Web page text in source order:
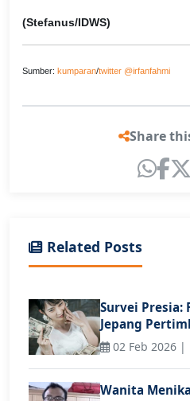
(Stefanus/IDWS)
Sumber: kumparan/twitter @irfanfahmi
Share
Related Posts
Survei Presia:
Jepang
02 Feb 2026 |
Wanita